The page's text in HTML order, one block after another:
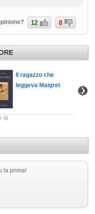
12 0
Il ragazzo che
leggeva Maigret
la prima!